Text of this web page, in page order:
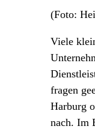
(Foto:
Viele
fragen
Harburg
nach. Im